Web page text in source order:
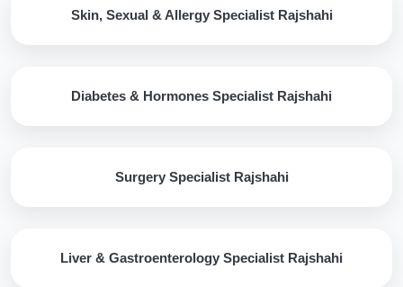
Skin, Sexual & Allergy Specialist Rajshahi
Diabetes & Hormones Specialist Rajshahi
Surgery Specialist Rajshahi
Liver & Gastroenterology Specialist Rajshahi